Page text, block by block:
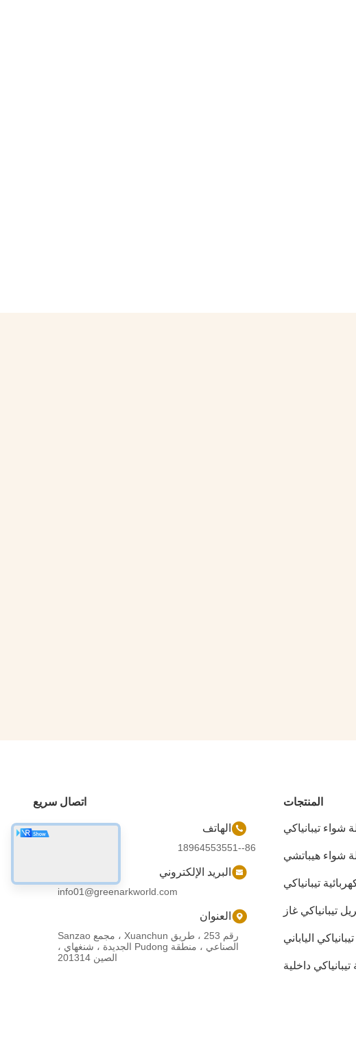
المنتجات
شواء تيبانياكي
شواء هيباتشي
تيبانياكي
تيبانياكي غاز
الياباني
داخلية
اتصال سريع
الهاتف
86--18964553551
البريد الإلكتروني
info01@greenarkworld.com
العنوان
رقم 253 ، طريق Xuanchun ، مجمع Sanzao
الصناعي ، منطقة Pudong الجديدة ، شنغهاي ،
الصين 201314